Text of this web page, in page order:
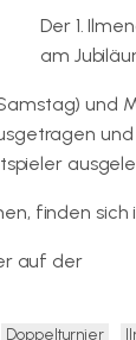
Der 1.
am
und
finden sich
auf der
Doppelturnier